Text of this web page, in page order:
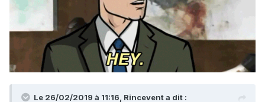
Le 26/02/2019 à 11:16, Rinceventa dit :